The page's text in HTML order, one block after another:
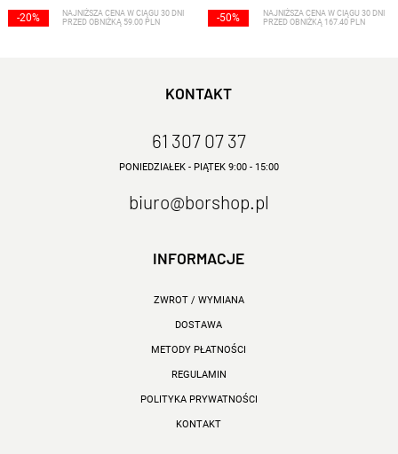
-20%
NAJNIŻSZA CENA W CIĄGU 30 DNI
PRZED OBNIŻKĄ 59.00 PLN
-50%
NAJNIŻSZA CENA W CIĄGU 30 DNI
PRZED OBNIŻKĄ 167.40 PLN
KONTAKT
61 307 07 37
PONIEDZIAŁEK - PIĄTEK 9:00 - 15:00
biuro@borshop.pl
INFORMACJE
ZWROT / WYMIANA
DOSTAWA
METODY PŁATNOŚCI
REGULAMIN
POLITYKA PRYWATNOŚCI
KONTAKT